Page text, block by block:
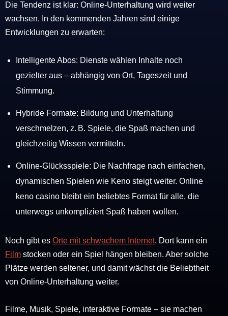
Die Tendenz ist klar: Online-Unterhaltung wird weiter
wachsen. In den kommenden Jahren sind einige
Entwicklungen zu erwarten:
Intelligente Abos: Dienste wählen Inhalte noch
gezielter aus – abhängig von Ort, Tageszeit und
Stimmung.
Hybride Formate: Bildung und Unterhaltung
verschmelzen, z. B. Spiele, die Spaß machen und
gleichzeitig Wissen vermitteln.
Online-Glücksspiele: Die Nachfrage nach einfachen,
dynamischen Spielen wie Keno steigt weiter. Online
keno casino bleibt ein beliebtes Format für alle, die
unterwegs unkompliziert Spaß haben wollen.
Noch gibt es Orte mit schwachem Internet. Dort kann ein
Film stocken oder ein Spiel hängen bleiben. Aber solche
Plätze werden seltener, und damit wächst die Beliebtheit
von Online-Unterhaltung weiter.
Filme, Musik, Spiele, interaktive Formate – sie machen